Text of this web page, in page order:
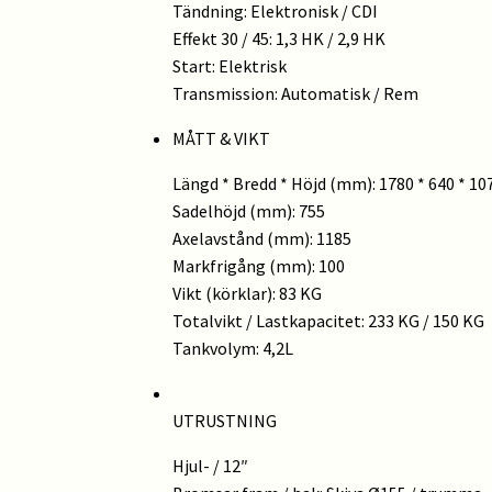
Tändning: Elektronisk / CDI
Effekt 30 / 45: 1,3 HK / 2,9 HK
Start: Elektrisk
Transmission: Automatisk / Rem
MÅTT & VIKT
Längd * Bredd * Höjd (mm): 1780 * 640 *
Sadelhöjd (mm): 755
Axelavstånd (mm): 1185
Markfrigång (mm): 100
Vikt (körklar): 83 KG
Totalvikt / Lastkapacitet: 233 KG / 150 KG
Tankvolym: 4,2L
UTRUSTNING
Hjul- / 12″